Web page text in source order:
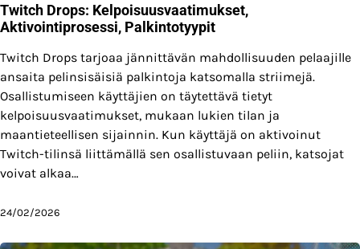
Twitch Drops: Kelpoisuusvaatimukset,
Aktivointiprosessi, Palkintotyypit
Twitch Drops tarjoaa jännittävän mahdollisuuden pelaajille
ansaita pelinsisäisiä palkintoja katsomalla striimejä.
Osallistumiseen käyttäjien on täytettävä tietyt
kelpoisuusvaatimukset, mukaan lukien tilan ja
maantieteellisen sijainnin. Kun käyttäjä on aktivoinut
Twitch-tilinsä liittämällä sen osallistuvaan peliin, katsojat
voivat alkaa…
24/02/2026